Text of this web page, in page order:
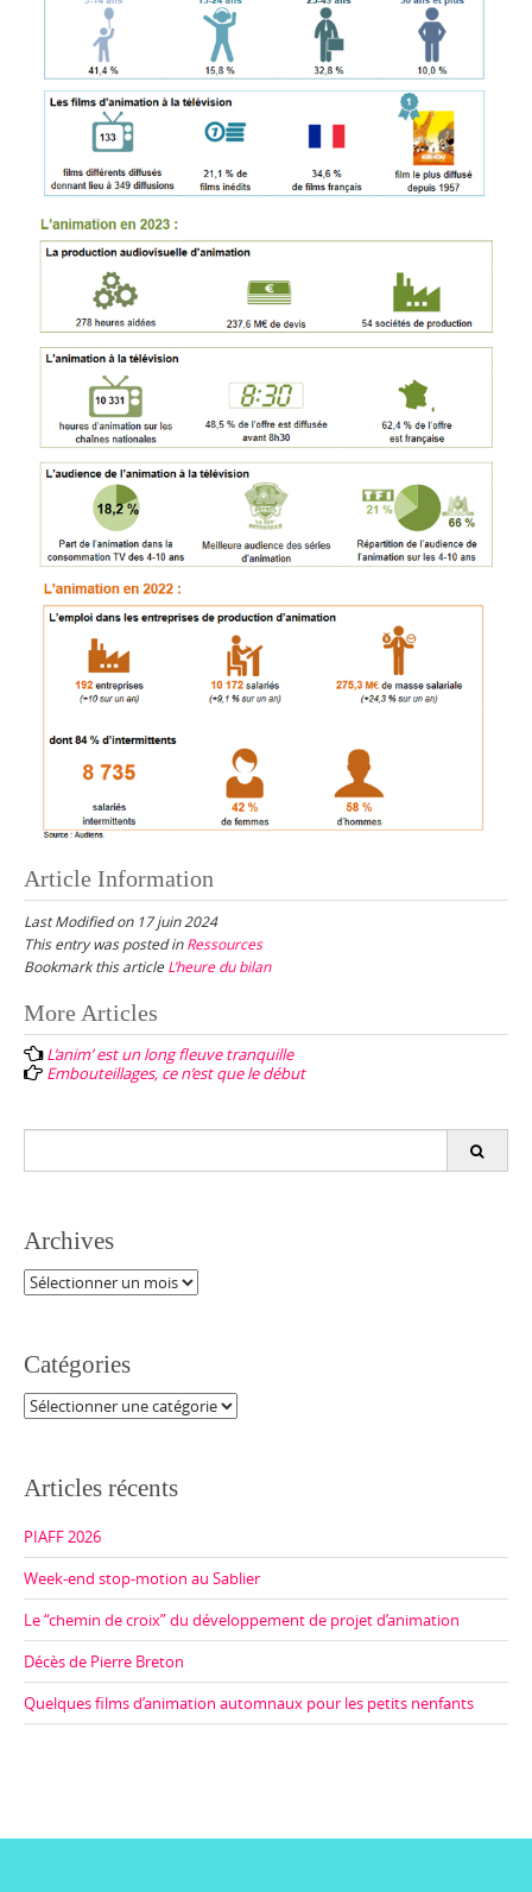
Article Information
Last Modified on 17 juin 2024
This entry was posted inRessources
Bookmark this article L’heure du bilan
Post
navigation
More Articles
L’anim’ est un long fleuve tranquille
Embouteillages, ce n’est que le début
Archives
Archives
Catégories
Catégories
Articles récents
PIAFF 2026
Week-end stop-motion au Sablier
Le “chemin de croix” du développement de projet d’animation
Décès de Pierre Breton
Quelques films d’animation automnaux pour les petits nenfants